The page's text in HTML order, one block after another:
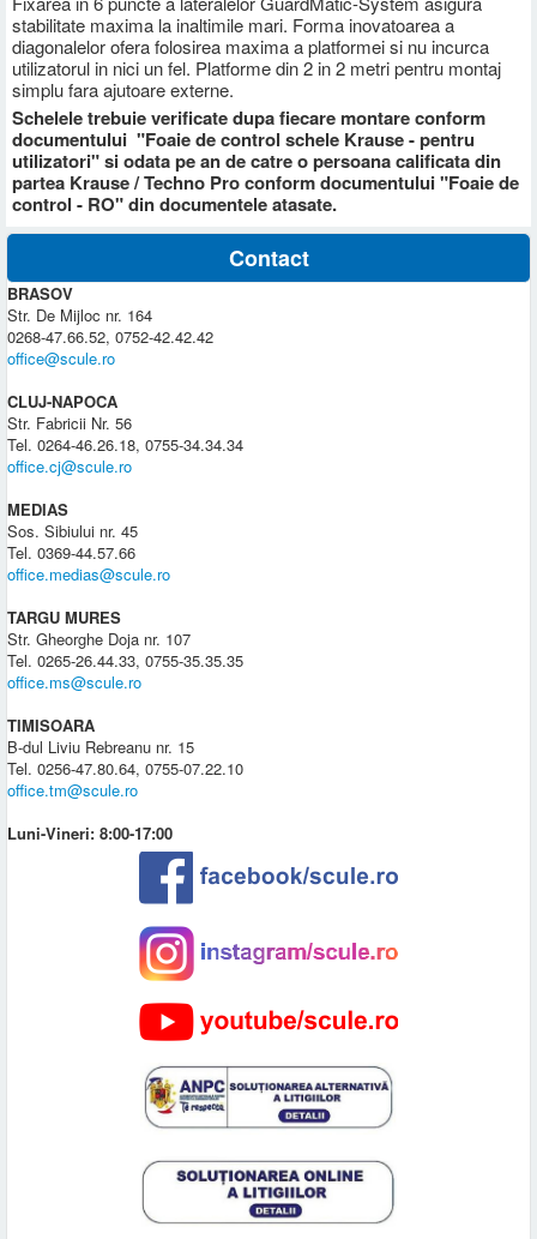
stabilitate maxima la inaltimile mari. Forma inovatoarea a
diagonalelor ofera folosirea maxima a platformei si nu incurca
utilizatorul in nici un fel. Platforme din 2 in 2 metri pentru montaj
simplu fara ajutoare externe.
Schelele trebuie verificate dupa fiecare montare conform
documentului "Foaie de control schele Krause - pentru
utilizatori" si odata pe an de catre o persoana calificata din
partea Krause / Techno Pro conform documentului "Foaie de
control - RO" din documentele atasate.
Contact
BRASOV
Str. De Mijloc nr. 164
0268-47.66.52, 0752-42.42.42
office@scule.ro
CLUJ-NAPOCA
Str. Fabricii Nr. 56
Tel. 0264-46.26.18, 0755-34.34.34
office.cj@scule.ro
MEDIAS
Sos. Sibiului nr. 45
Tel. 0369-44.57.66
office.medias@scule.ro
TARGU MURES
Str. Gheorghe Doja nr. 107
Tel. 0265-26.44.33, 0755-35.35.35
office.ms@scule.ro
TIMISOARA
B-dul Liviu Rebreanu nr. 15
Tel. 0256-47.80.64, 0755-07.22.10
office.tm@scule.ro
Luni-Vineri: 8:00-17:00